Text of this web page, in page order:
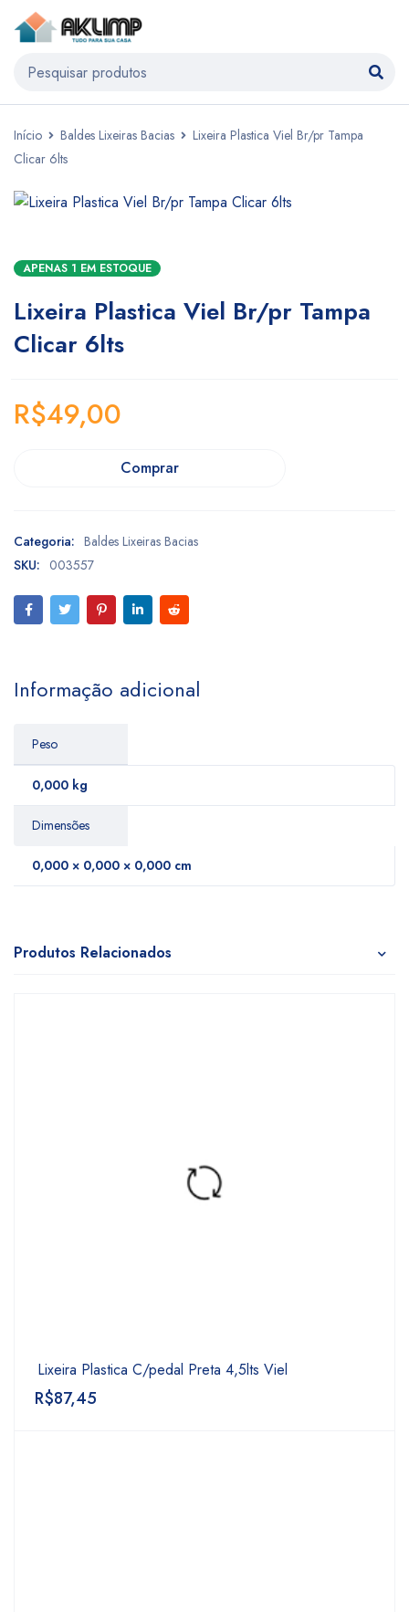
Início Baldes Lixeiras Bacias
Lixeira Plastica Viel Br/pr Tampa
Clicar 6lts
APENAS 1 EM ESTOQUE
Lixeira Plastica Viel Br/pr Tampa
Clicar 6lts
R$49,00
Comprar
Categoria: Baldes Lixeiras Bacias
SKU: 003557
Informação adicional
Peso
0,000 kg
Dimensões
0,000 × 0,000 × 0,000 cm
Produtos Relacionados
Lixeira Plastica C/pedal Preta 4,5lts Viel
R$87,45